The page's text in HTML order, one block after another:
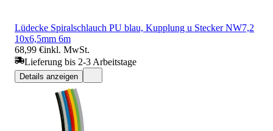
Lüdecke Spiralschlauch PU blau, Kupplung u Stecker NW7,2
10x6,5mm 6m
68,99 €inkl. MwSt.
Lieferung bis 2-3 Arbeitstage
Details anzeigen